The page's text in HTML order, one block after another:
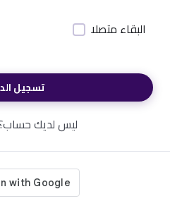
البقاء متصلا
تسجيل
ليس لديك